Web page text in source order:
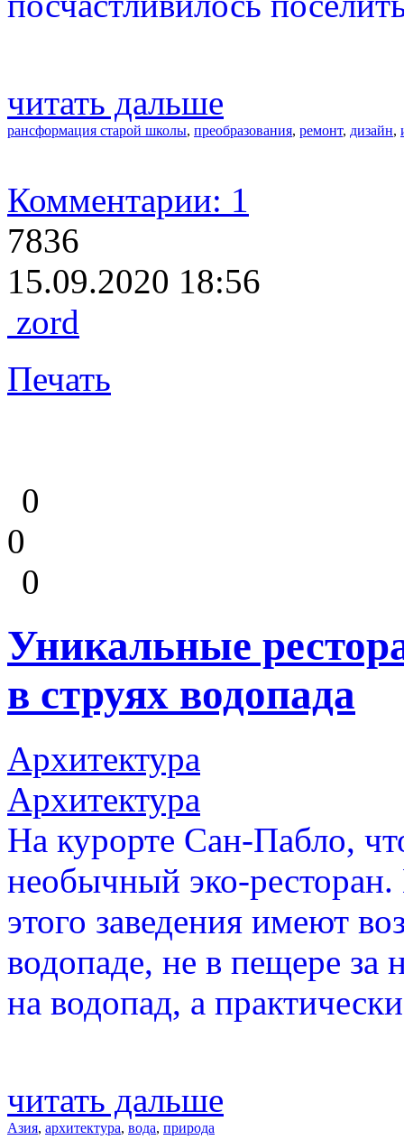
читать дальше
рансформация старой школы, преобразования, ремонт, дизайн,
Комментарии: 1
7836
15.09.2020 18:56
zord
Печать
0
0
0
Уникальные
в струях водопада
Архитектура
Архитектура
На курорте Сан-Пабло,
необычный эко-ресторан.
этого заведения имеют
водопаде, не в пещере за
на водопад, а
читать дальше
Азия, архитектура, вода, природа